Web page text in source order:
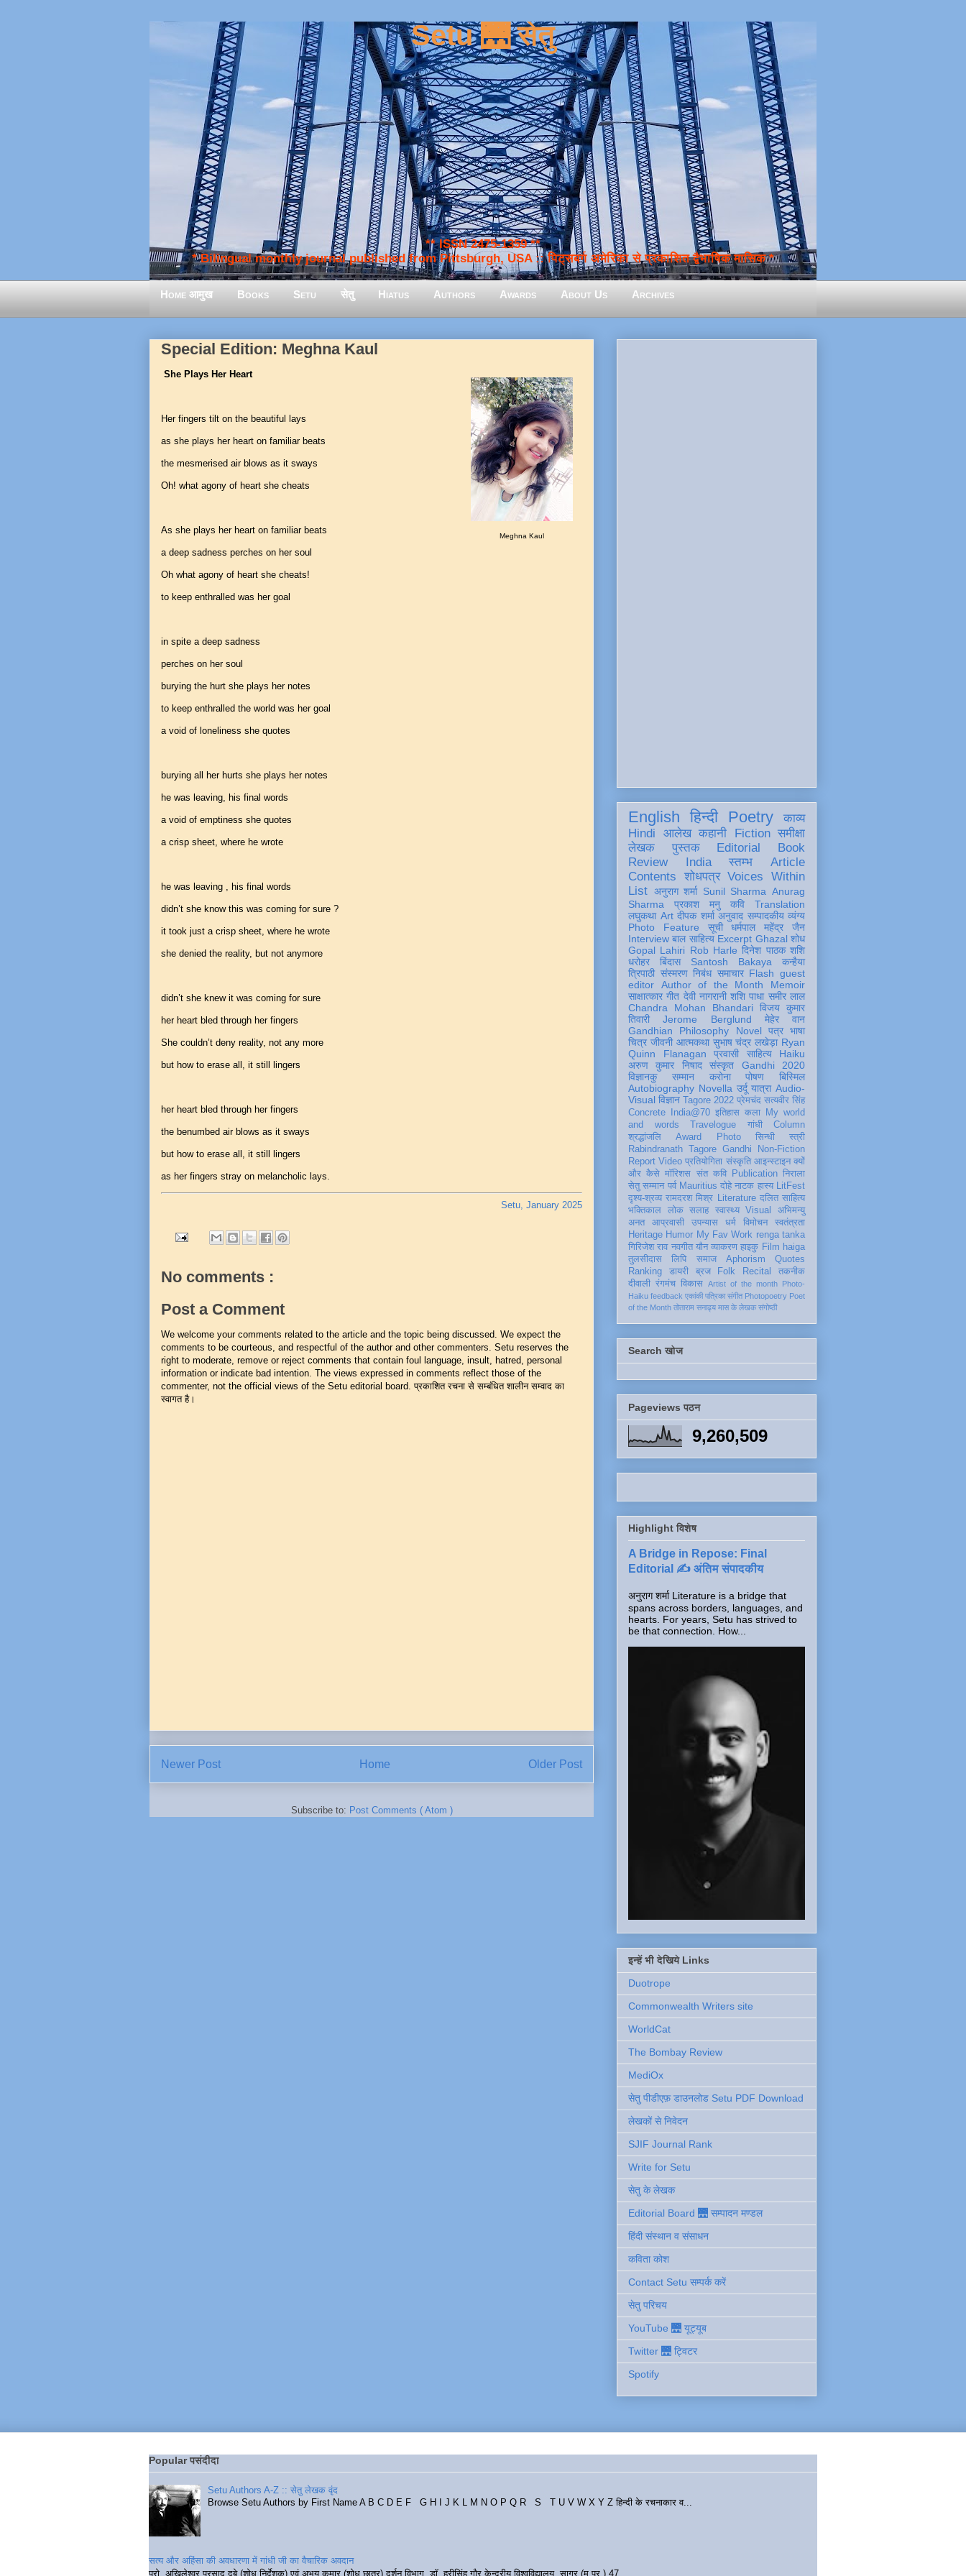
Setu 🌉 सेतु
** ISSN 2475-1359 **
* Bilingual monthly journal published from Pittsburgh, USA :: पिट्सबर्ग अमेरिका से प्रकाशित द्वैभाषिक मासिक *
Home आमुख Books Setu सेतु Hiatus Authors Awards About Us Archives
Special Edition: Meghna Kaul
Meghna Kaul
She Plays Her Heart
Her fingers tilt on the beautiful lays
as she plays her heart on familiar beats
the mesmerised air blows as it sways
Oh! what agony of heart she cheats
As she plays her heart on familiar beats
a deep sadness perches on her soul
Oh what agony of heart she cheats!
to keep enthralled was her goal
in spite a deep sadness
perches on her soul
burying the hurt she plays her notes
to keep enthralled the world was her goal
a void of loneliness she quotes
burying all her hurts she plays her notes
he was leaving, his final words
a void of emptiness she quotes
a crisp sheet, where he wrote
he was leaving , his final words
didn’t she know this was coming for sure ?
it took just a crisp sheet, where he wrote
she denied the reality, but not anymore
didn’t she knew it was coming for sure
her heart bled through her fingers
She couldn’t deny reality, not any more
but how to erase all, it still lingers
her heart bled through her fingers
the benumbed air blows as it sways
but how to erase all, it still lingers
as her fingers stray on melancholic lays.
Setu, January 2025
No comments :
Post a Comment
We welcome your comments related to the article and the topic being discussed. We expect the
comments to be courteous, and respectful of the author and other commenters. Setu reserves the
right to moderate, remove or reject comments that contain foul language, insult, hatred, personal
information or indicate bad intention. The views expressed in comments reflect those of the
commenter, not the official views of the Setu editorial board. प्रकाशित रचना से सम्बंधित शालीन सम्वाद का
स्वागत है।
Newer Post Older Post
Home
Subscribe to: Post Comments ( Atom )
English हिन्दी Poetry
काव्य
Hindi
आलेख कहानी Fiction समीक्षा
लेखक
पुस्तक Editorial
Book
Review
India स्तम्भ
Article
Contents
शोधपत्र Voices Within
List अनुराग शर्मा Sunil Sharma Anurag
Sharma
प्रकाश मनु कवि
Translation
लघुकथा Art दीपक शर्मा अनुवाद सम्पादकीय व्यंग्य
Photo Feature
सूची
धर्मपाल महेंद्र जैन
Interview बाल साहित्य Excerpt Ghazal शोध
Gopal Lahiri Rob Harle दिनेश पाठक शशि
धरोहर
बिंदास Santosh Bakaya
कन्हैया
त्रिपाठी संस्मरण निबंध समाचार Flash guest
editor
Author of the Month
Memoir
साक्षात्कार गीत देवी नागरानी शशि पाधा समीर लाल
Chandra Mohan Bhandari विजय कुमार
तिवारी
Jerome Berglund
मेहेर वान
Gandhian Philosophy
Novel पत्र भाषा
चित्र जीवनी आत्मकथा सुभाष चंद्र लखेड़ा Ryan
Quinn Flanagan
प्रवासी साहित्य
Haiku
अरुण कुमार निषाद
संस्कृत
Gandhi 2020
विज्ञानकु
सम्मान करोना पोषण
बिस्मिल
Autobiography Novella उर्दू यात्रा Audio-
Visual विज्ञान Tagore 2022 प्रेमचंद सत्यवीर सिंह
Concrete
India@70 इतिहास कला
My world
and words
Travelogue गांधी
Column
श्रद्धांजलि
Award Photo सिन्धी
स्त्री
Rabindranath Tagore Gandhi
Non-Fiction
Report Video प्रतियोगिता संस्कृति आइन्स्टाइन क्यों
और कैसे मॉरिशस संत कवि Publication निराला
सेतु सम्मान पर्व Mauritius दोहे नाटक हास्य LitFest
दृश्य-श्रव्य रामदरश मिश्र Literature दलित साहित्य
भक्तिकाल
लोक सलाह स्वास्थ्य Visual
अभिमन्यु
अनत
आप्रवासी उपन्यास धर्म विमोचन
स्वतंत्रता
Heritage Humor My Fav Work renga tanka
गिरिजेश राव नवगीत यौन व्याकरण हाइकु Film haiga
तुलसीदास
लिपि समाज Aphorism
Quotes
Ranking
डायरी ब्रज Folk Recital
तकनीक
दीवाली रंगमंच विकास Artist of the month Photo-
Haiku feedback एकांकी पत्रिका संगीत Photopoetry Poet
of the Month तोताराम सनाढ्य मास के लेखक संगोष्ठी
Search खोज
Pageviews पठन
9,260,509
Highlight विशेष
A Bridge in Repose: Final
Editorial ✍️ अंतिम संपादकीय
अनुराग शर्मा Literature is a bridge that
spans across borders, languages, and
hearts. For years, Setu has strived to
be that connection. How...
इन्हें भी देखिये Links
Duotrope
Commonwealth Writers site
WorldCat
The Bombay Review
MediOx
सेतु पीडीएफ़ डाउनलोड Setu PDF Download
लेखकों से निवेदन
SJIF Journal Rank
Write for Setu
सेतु के लेखक
Editorial Board 🌉 सम्पादन मण्डल
हिंदी संस्थान व संसाधन
कविता कोश
Contact Setu सम्पर्क करें
सेतु परिचय
YouTube 🌉 यूट्यूब
Twitter 🌉 ट्विटर
Spotify
Popular पसंदीदा
Setu Authors A-Z :: सेतु लेखक वृंद
Browse Setu Authors by First Name A B C D E F G H I J K L M N O P Q R S T U V W X Y Z हिन्दी के रचनाकार व...
सत्य और अहिंसा की अवधारणा में गांधी जी का वैचारिक अवदान
प्रो. अखिलेश्वर प्रसाद दुबे (शोध निर्देशक) एवं अभय कुमार (शोध छात्र) दर्शन विभाग, डॉ. हरीसिंह गौर केन्द्रीय विश्वविद्यालय, सागर (म.प्र.) 47...